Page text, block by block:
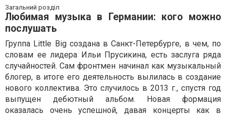
Загальний розділ
Любимая музыка в Германии: кого можно
послушать
Группа Little Big создана в Санкт-Петербурге, в чем, по
словам ее лидера Ильи Прусикина, есть заслуга ряда
случайностей. Сам фронтмен начинал как музыкальный
блогер, в итоге его деятельность вылилась в создание
нового коллектива. Это случилось в 2013 г., спустя год
выпущен дебютный альбом. Новая формация
оказалась очень успешной, давая концерты как в